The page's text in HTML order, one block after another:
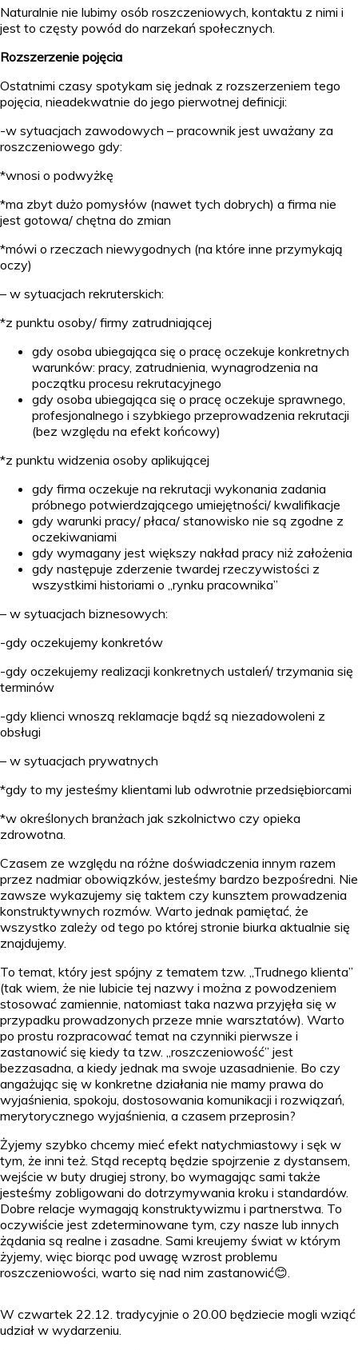
Naturalnie nie lubimy osób roszczeniowych, kontaktu z nimi i
jest to częsty powód do narzekań społecznych.
Rozszerzenie pojęcia
Ostatnimi czasy spotykam się jednak z rozszerzeniem tego
pojęcia, nieadekwatnie do jego pierwotnej definicji:
-w sytuacjach zawodowych – pracownik jest uważany za
roszczeniowego gdy:
*wnosi o podwyżkę
*ma zbyt dużo pomysłów (nawet tych dobrych) a firma nie
jest gotowa/ chętna do zmian
*mówi o rzeczach niewygodnych (na które inne przymykają
oczy)
– w sytuacjach rekruterskich:
*z punktu osoby/ firmy zatrudniającej
gdy osoba ubiegająca się o pracę oczekuje konkretnych
warunków: pracy, zatrudnienia, wynagrodzenia na
początku procesu rekrutacyjnego
gdy osoba ubiegająca się o pracę oczekuje sprawnego,
profesjonalnego i szybkiego przeprowadzenia rekrutacji
(bez względu na efekt końcowy)
*z punktu widzenia osoby aplikującej
gdy firma oczekuje na rekrutacji wykonania zadania
próbnego potwierdzającego umiejętności/ kwalifikacje
gdy warunki pracy/ płaca/ stanowisko nie są zgodne z
oczekiwaniami
gdy wymagany jest większy nakład pracy niż założenia
gdy następuje zderzenie twardej rzeczywistości z
wszystkimi historiami o „rynku pracownika”
– w sytuacjach biznesowych:
-gdy oczekujemy konkretów
-gdy oczekujemy realizacji konkretnych ustaleń/ trzymania się
terminów
-gdy klienci wnoszą reklamacje bądź są niezadowoleni z
obsługi
– w sytuacjach prywatnych
*gdy to my jesteśmy klientami lub odwrotnie przedsiębiorcami
*w określonych branżach jak szkolnictwo czy opieka
zdrowotna.
Czasem ze względu na różne doświadczenia innym razem
przez nadmiar obowiązków, jesteśmy bardzo bezpośredni. Nie
zawsze wykazujemy się taktem czy kunsztem prowadzenia
konstruktywnych rozmów. Warto jednak pamiętać, że
wszystko zależy od tego po której stronie biurka aktualnie się
znajdujemy.
To temat, który jest spójny z tematem tzw. „Trudnego klienta”
(tak wiem, że nie lubicie tej nazwy i można z powodzeniem
stosować zamiennie, natomiast taka nazwa przyjęła się w
przypadku prowadzonych przeze mnie warsztatów). Warto
po prostu rozpracować temat na czynniki pierwsze i
zastanowić się kiedy ta tzw. „roszczeniowość” jest
bezzasadna, a kiedy jednak ma swoje uzasadnienie. Bo czy
angażując się w konkretne działania nie mamy prawa do
wyjaśnienia, spokoju, dostosowania komunikacji i rozwiązań,
merytorycznego wyjaśnienia, a czasem przeprosin?
Żyjemy szybko chcemy mieć efekt natychmiastowy i sęk w
tym, że inni też. Stąd receptą będzie spojrzenie z dystansem,
wejście w buty drugiej strony, bo wymagając sami także
jesteśmy zobligowani do dotrzymywania kroku i standardów.
Dobre relacje wymagają konstruktywizmu i partnerstwa. To
oczywiście jest zdeterminowane tym, czy nasze lub innych
żądania są realne i zasadne. Sami kreujemy świat w którym
żyjemy, więc biorąc pod uwagę wzrost problemu
roszczeniowości, warto się nad nim zastanowić😊.
W czwartek 22.12. tradycyjnie o 20.00 będziecie mogli wziąć
udział w wydarzeniu.